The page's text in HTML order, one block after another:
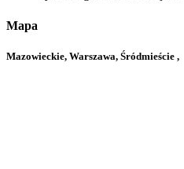
Mapa
Mazowieckie, Warszawa, Śródmieście ,